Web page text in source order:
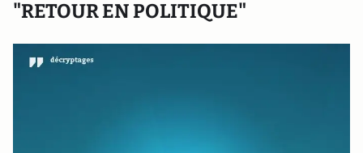
"RETOUR EN POLITIQUE"